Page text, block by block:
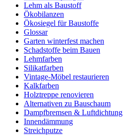
Lehm als Baustoff
Ökobilanzen
Ökosiegel für Baustoffe
Glossar
Garten winterfest machen
Schadstoffe beim Bauen
Lehmfarben
Silikatfarben
Vintage-Möbel restaurieren
Kalkfarben
Holztreppe renovieren
Alternativen zu Bauschaum
Dampfbremsen & Luftdichtung
Innendämmung
Streichputze